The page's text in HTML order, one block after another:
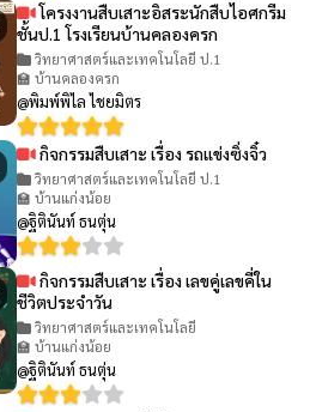
โครงงานสืบเสาะอิสระนักสืบไอศกรีม
ชั้นป.1 โรงเรียนบ้านคลองครก
วิทยาศาสตร์และเทคโนโลยี ป.1
🏫 บ้านคลองครก
@พิมพ์พิไล ไชยมิตร
กิจกรรมสืบเสาะ เรื่อง รถแข่งซิ่งจิ๋ว
วิทยาศาสตร์และเทคโนโลยี ป.1
🏫 บ้านแก่งน้อย
@ฐิตินันท์ ธนตุ่น
กิจกรรมสืบเสาะ เรื่อง เลขคู่เลขคี่ใน
ชีวิตประจำวัน
วิทยาศาสตร์และเทคโนโลยี
🏫 บ้านแก่งน้อย
@ฐิตินันท์ ธนตุ่น